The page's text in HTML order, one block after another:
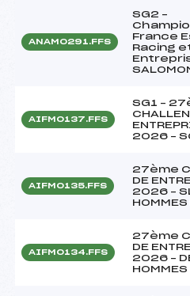
ANAM0291.FFS
SG2 –
France
Racing
AIFM0137.FFS
SG1 –
2026 –
AIFM0135.FFS
27ème
DE
2026 –
HOMMES
AIFM0134.FFS
27ème
DE
2026 –
HOMMES